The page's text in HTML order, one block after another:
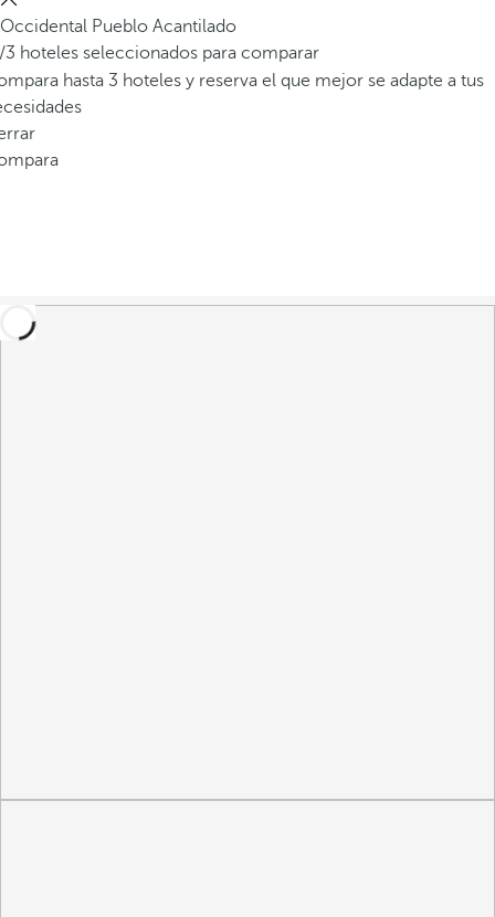
Occidental Pueblo Acantilado
/3 hoteles seleccionados para comparar
hasta 3 hoteles y reserva el que mejor se adapte a tus